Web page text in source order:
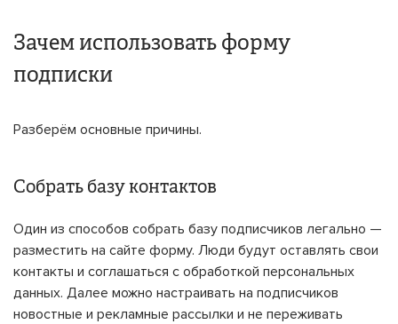
Зачем использовать форму
подписки
Разберём основные причины.
Собрать базу контактов
Один из способов собрать базу подписчиков легально —
разместить на сайте форму. Люди будут оставлять свои
контакты и соглашаться с обработкой персональных
данных. Далее можно настраивать на подписчиков
новостные и рекламные рассылки и не переживать